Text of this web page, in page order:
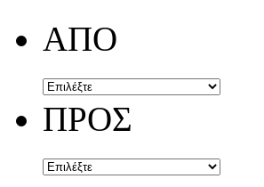
ΑΠΟ
ΠΡΟΣ